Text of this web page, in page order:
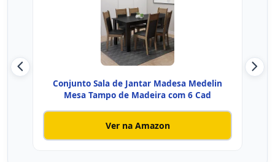
Conjunto Sala de Jantar Madesa Medelin
Mesa Tampo de Madeira com 6 Cad
Ver na Amazon